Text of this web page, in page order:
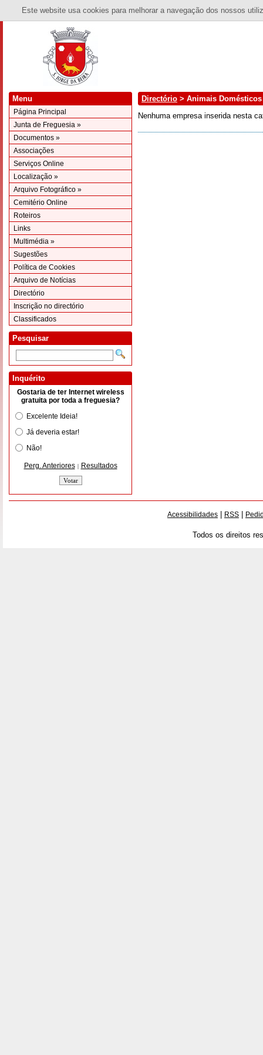
Este website usa cookies para melhorar a navegação dos nossos
Menu
Página Principal
Junta de Freguesia »
Documentos »
Associações
Serviços Online
Localização »
Arquivo Fotográfico »
Cemitério Online
Roteiros
Links
Multimédia »
Sugestões
Política de Cookies
Arquivo de Notícias
Directório
Inscrição no directório
Classificados
Pesquisar
Inquérito
Gostaria de ter Internet wireless
gratuita por toda a freguesia?
Excelente Ideia!
Já deveria estar!
Não!
Perg. Anteriores | Resultados
Directório > Animais Domésticos
Nenhuma empresa inserida nesta
Acessibilidades RSS
Todos os direitos